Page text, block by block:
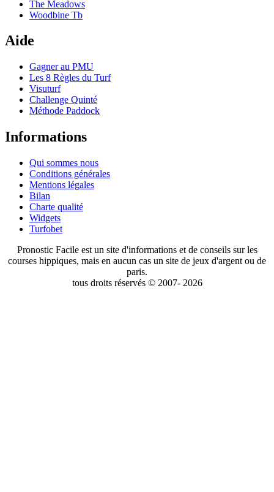
The Meadows
Woodbine Tb
Aide
Gagner au PMU
Les 8 Règles du Turf
Visuturf
Challenge Quinté
Méthode Paddock
Informations
Qui sommes nous
Conditions générales
Mentions légales
Bilan
Charte qualité
Widgets
Turfobet
Pronostic Facile est un site d'informations et de conseils sur les
courses hippiques, mais en aucun cas un site de jeux d'argent ou de
paris.
tous droits réservés © 2007- 2026